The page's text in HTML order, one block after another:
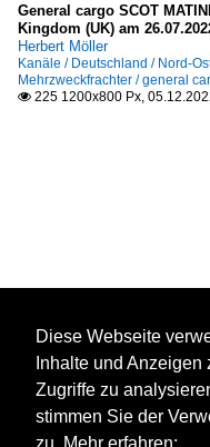
General cargo SCOT
Kingdom (UK) am
Herbert Möller
Kanäle / Deutschland / Nord-
Mehrzweckfrachter / general
 225 1200x800 Px,
Diese Webseite
Inhalte und
Zugriffe zu
stimmen Sie der